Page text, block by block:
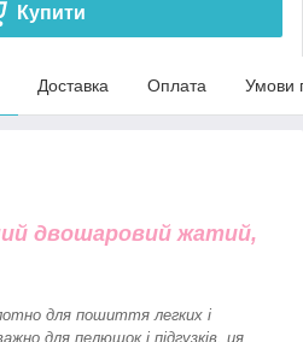
Купити
Доставка Оплата Умови
двошаровий жатий,
для пошиття легких і
для пелюшок і підгузків, ця